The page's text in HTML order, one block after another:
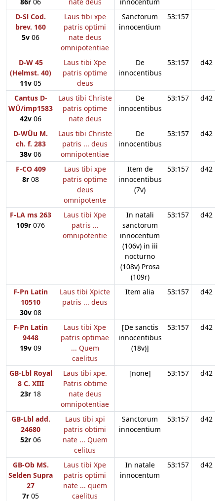
D-Sl Cod.
brev. 160
5v 06
Laus tibi xpe
patris optimi
nate deus
omnipotentiae
Sanctorum
innocentium
53:157
D-W 45
(Helmst. 40)
11v 05
Laus tibi Xpe
patris optime
deus
De
innocentibus
53:157 d42
Cantus D-
WÜ/imp1583
42v 06
Laus tibi Christe
patris optime
nate deus
De
innocentibus
53:157 d42
D-WÜu M.
ch. f. 283
38v 06
Laus tibi Christe
patris ... deus
omnipotentiae
De
innocentibus
53:157 d42
F-CO 409
8r 08
Laus tibi xpe
patris optime
deus
omnipotente
Item de
innocentibus
(7v)
53:157 d42
F-LA ms 263
109r 076
Laus tibi Xpe
patris ...
omnipotentie
In natali
sanctorum
innocentum
(106v) in iii
nocturno
(108v) Prosa
(109r)
53:157 d42
F-Pn Latin
10510
30v 08
Laus tibi Xpicte
patris ... deus
Item alia 53:157 d42
F-Pn Latin
9448
19v 09
Laus tibi Xpe
patris optimae
... Quem
caelitus
[De sanctis
innocentibus
(18v)]
53:157 d42
GB-Lbl Royal
8 C. XIII
23r 18
Laus tibi xpe.
Patris obtime
nate deus
omnipotentiae
[none] 53:157 d42
GB-Lbl add.
24680
52r 06
Laus tibi xpi
patris obtimi
nate ... Quem
celitus
Sanctorum
innocentium
53:157 d42
GB-Ob MS.
Selden Supra
27
7r 05
Laus tibi Xpe
patris optimi
nate ... quem
caelitus
In natale
innocentum
53:157 d42